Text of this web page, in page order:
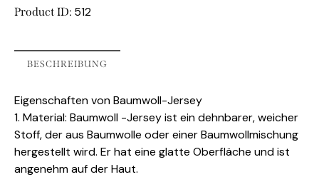
Product ID: 512
BESCHREIBUNG
Eigenschaften von Baumwoll-Jersey
1. Material: Baumwoll -Jersey ist ein dehnbarer, weicher
Stoff, der aus Baumwolle oder einer Baumwollmischung
hergestellt wird. Er hat eine glatte Oberfläche und ist
angenehm auf der Haut.